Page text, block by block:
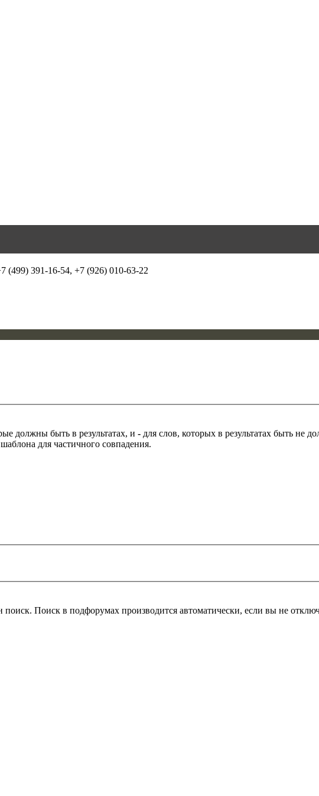
(499) 391-16-54, +7 (926) 010-63-22
должны быть в результатах, и - для слов, которых в результатах быть не
шаблона для частичного совпадения.
Поиск в подфорумах производится автоматически, если вы не